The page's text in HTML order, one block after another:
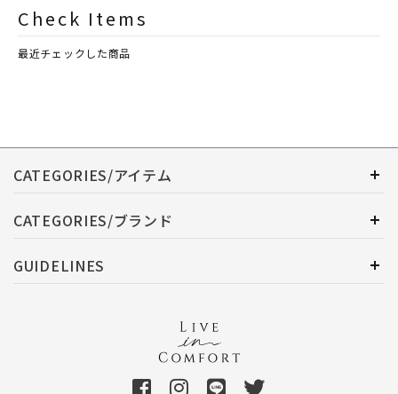
Check Items
最近チェックした商品
CATEGORIES/アイテム
CATEGORIES/ブランド
GUIDELINES